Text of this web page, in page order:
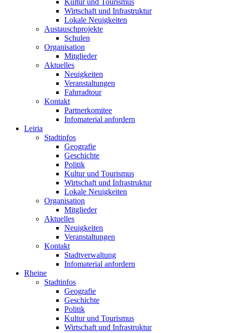
Kultur und Tourismus
Wirtschaft und Infrastruktur
Lokale Neuigkeiten
Austauschprojekte
Schulen
Organisation
Mitglieder
Aktuelles
Neuigkeiten
Veranstaltungen
Fahrradtour
Kontakt
Partnerkomitee
Infomaterial anfordern
Leiria
Stadtinfos
Geografie
Geschichte
Politik
Kultur und Tourismus
Wirtschaft und Infrastruktur
Lokale Neuigkeiten
Organisation
Mitglieder
Aktuelles
Neuigkeiten
Veranstaltungen
Kontakt
Stadtverwaltung
Infomaterial anfordern
Rheine
Stadtinfos
Geografie
Geschichte
Politik
Kultur und Tourismus
Wirtschaft und Infrastruktur